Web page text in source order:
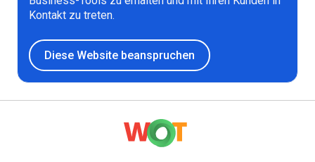
Kontakt zu treten.
Diese Website beanspruchen